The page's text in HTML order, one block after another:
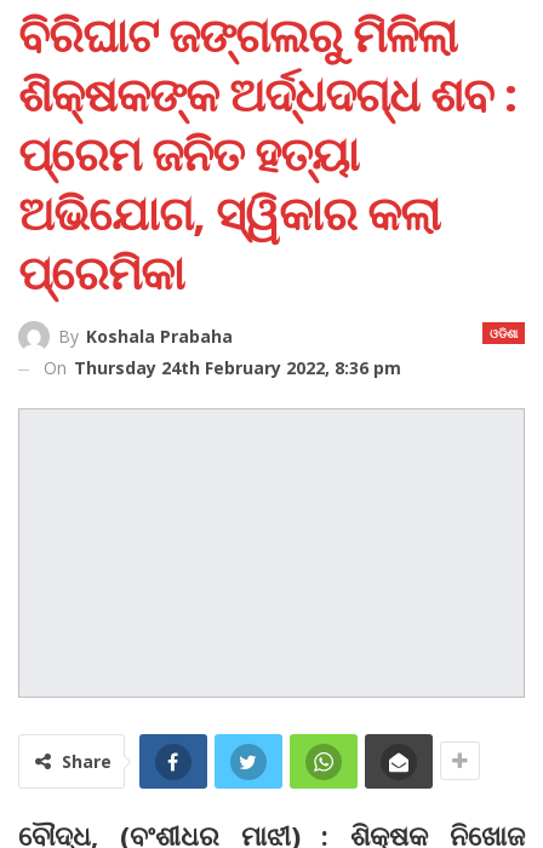
ବିରିଘାଟ ଜଙ୍ଗଲରୁ ମିଳିଲା
ଶିକ୍ଷକଙ୍କ ଅର୍ଦ୍ଧଦଗ୍ଧ ଶବ :
ପ୍ରେମ ଜନିତ ହତ୍ୟା
ଅଭିଯୋଗ, ସ୍ୱିକାର କଲା
ପ୍ରେମିକା
ଓଡିଶା
By Koshala Prabaha
On Thursday 24th February 2022, 8:36 pm
Share
ବୌଦ୍ଧ, (ବଂଶୀଧର ମାଝୀ) : ଶିକ୍ଷକ ନିଖୋଜ